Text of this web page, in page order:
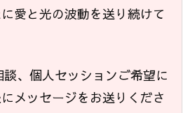
愛と光の波動を送り続けて
、個人セッションご希望に
メッセージをお送りくださ